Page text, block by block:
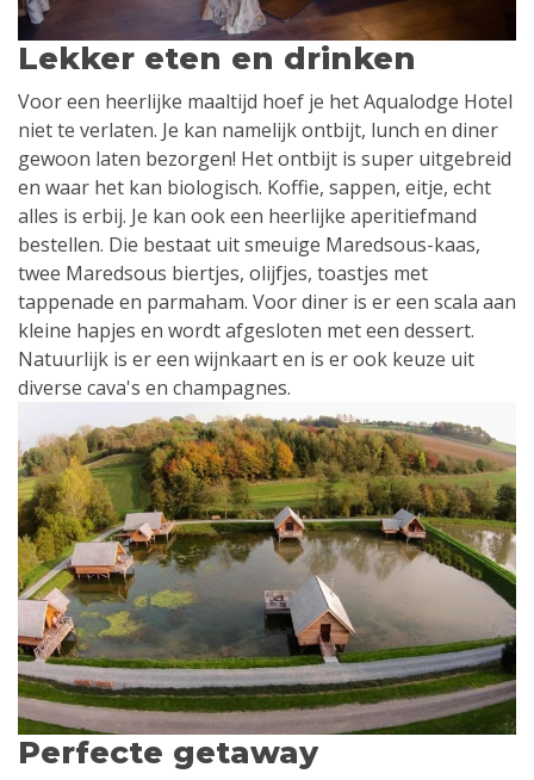
Lekker eten en drinken
Voor een heerlijke maaltijd hoef je het Aqualodge Hotel
niet te verlaten. Je kan namelijk ontbijt, lunch en diner
gewoon laten bezorgen! Het ontbijt is super uitgebreid
en waar het kan biologisch. Koffie, sappen, eitje, echt
alles is erbij. Je kan ook een heerlijke aperitiefmand
bestellen. Die bestaat uit smeuige Maredsous-kaas,
twee Maredsous biertjes, olijfjes, toastjes met
tappenade en parmaham. Voor diner is er een scala aan
kleine hapjes en wordt afgesloten met een dessert.
Natuurlijk is er een wijnkaart en is er ook keuze uit
diverse cava's en champagnes.
Perfecte getaway